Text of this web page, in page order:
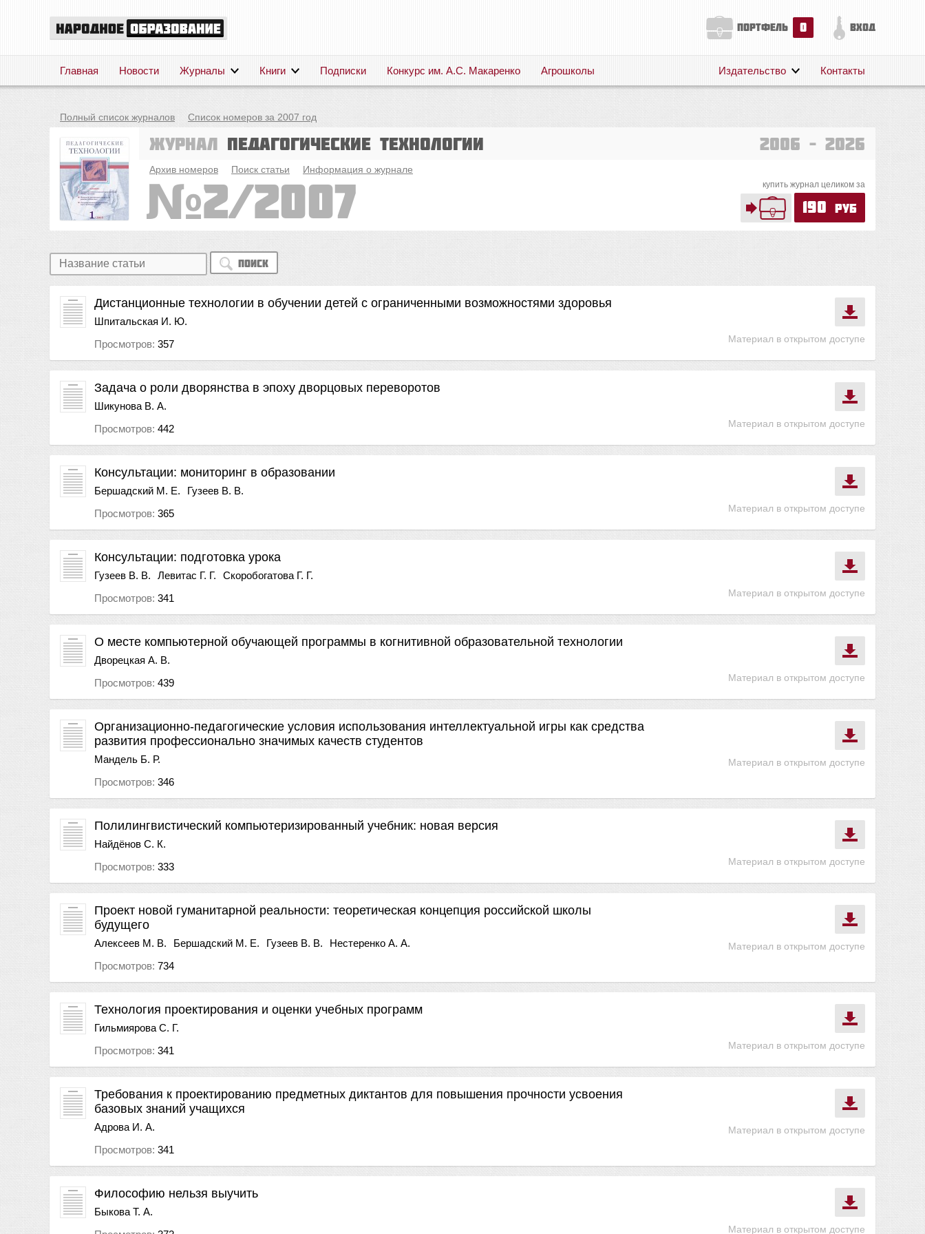
портфель 0 вход
Главная Новости Журналы Книги Подписки Конкурс им. А.С. Макаренко Агрошколы
Поддержка
Издательство Контакты
Полный список журналов Список номеров за 2007 год
Журнал Педагогические технологии 2006 – 2026
Архив номеров Поиск статьи Информация о журнале
купить журнал целиком за
190 руб
2/2007
Поиск
Материал в открытом доступе
Дистанционные технологии в обучении детей с ограниченными возможностями здоровья
Шпитальская И. Ю.
Просмотров: 357
Материал в открытом доступе
Задача о роли дворянства в эпоху дворцовых переворотов
Шикунова В. А.
Просмотров: 442
Материал в открытом доступе
Консультации: мониторинг в образовании
Бершадский М. Е.
Гузеев В. В.
Просмотров: 365
Материал в открытом доступе
Консультации: подготовка урока
Гузеев В. В. Левитас Г. Г.
Скоробогатова Г. Г.
Просмотров: 341
Материал в открытом доступе
О месте компьютерной обучающей программы в когнитивной образовательной технологии
Дворецкая А. В.
Просмотров: 439
Материал в открытом доступе
Организационно-педагогические условия использования интеллектуальной игры как средства
развития профессионально значимых качеств студентов
Мандель Б. Р.
Просмотров: 346
Материал в открытом доступе
Полилингвистический компьютеризированный учебник: новая версия
Найдёнов С. К.
Просмотров: 333
Материал в открытом доступе
Проект новой гуманитарной реальности: теоретическая концепция российской школы
будущего
Алексеев М. В. Бершадский М. Е. Гузеев В. В.
Нестеренко А. А.
Просмотров: 734
Материал в открытом доступе
Технология проектирования и оценки учебных программ
Гильмиярова С. Г.
Просмотров: 341
Материал в открытом доступе
Требования к проектированию предметных диктантов для повышения прочности усвоения
базовых знаний учащихся
Адрова И. А.
Просмотров: 341
Материал в открытом доступе
Философию нельзя выучить
Быкова Т. А.